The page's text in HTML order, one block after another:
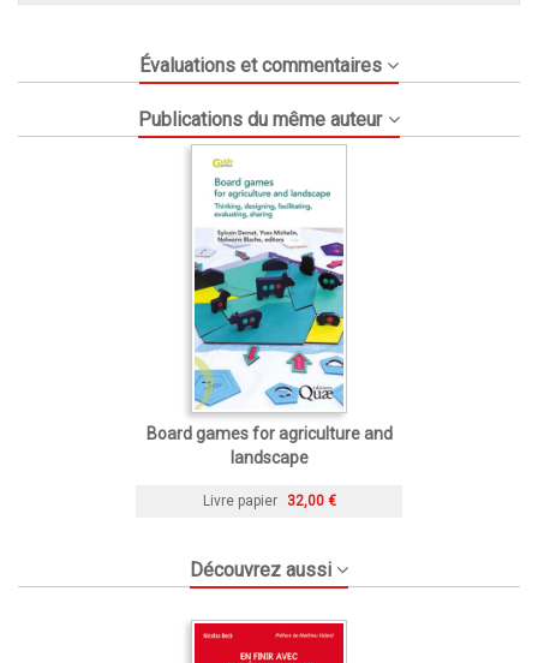
Évaluations et commentaires
Publications du même auteur
Board games for agriculture and
landscape
Livre papier 32,00 €
Découvrez aussi